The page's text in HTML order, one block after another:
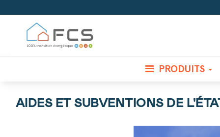
PRODUITS
AIDES ET SUBVENTIONS DE